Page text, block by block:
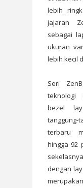
lebih
jajaran
sebagai
ukuran
lebih kecil
Seri
teknologi
bezel
terbaru
hingga 92
dengan